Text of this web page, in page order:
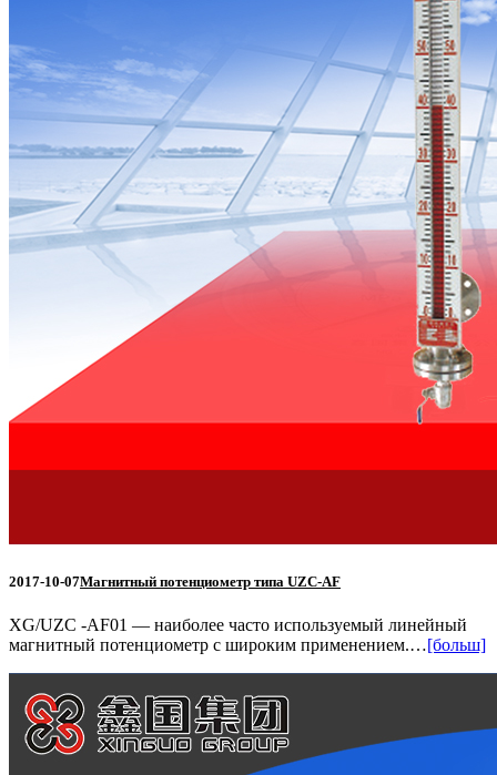
2017-10-07Магнитный потенциометр типа UZC-AF
XG/UZC -AF01 — наиболее часто используемый линейный
магнитный потенциометр с широким применением.…[больш]